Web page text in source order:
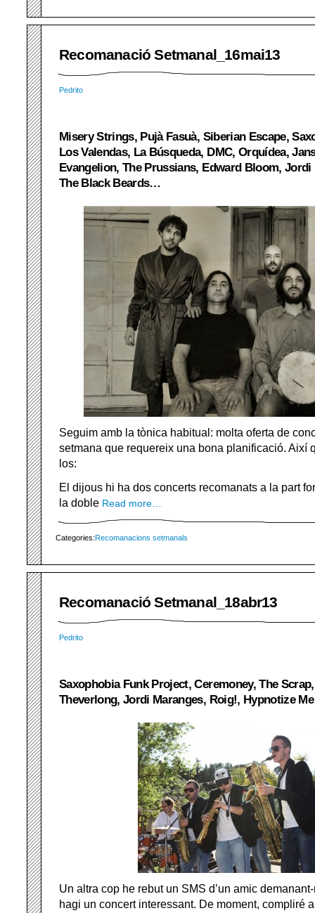
Recomanació Setmanal_16mai13
Pedrito
Misery Strings, Pujà Fasuà, Siberian Escape,
Los Valendas, La Búsqueda, DMC, Orquídea,
Evangelion, The Prussians, Edward Bloom, Jordi
The Black Beards…
Seguim amb la tònica habitual: molta oferta de
setmana que requereix una bona planificació. Així
los:
El dijous hi ha dos concerts recomanats a la part
la doble Read more…
Categories: Recomanacions setmanals
Recomanació Setmanal_18abr13
Pedrito
Saxophobia Funk Project, Ceremoney, The
Theverlong, Jordi Maranges, Roig!, Hypnotize
Un altra cop he rebut un SMS d’un amic
hagi un concert interessant. De moment, compliré